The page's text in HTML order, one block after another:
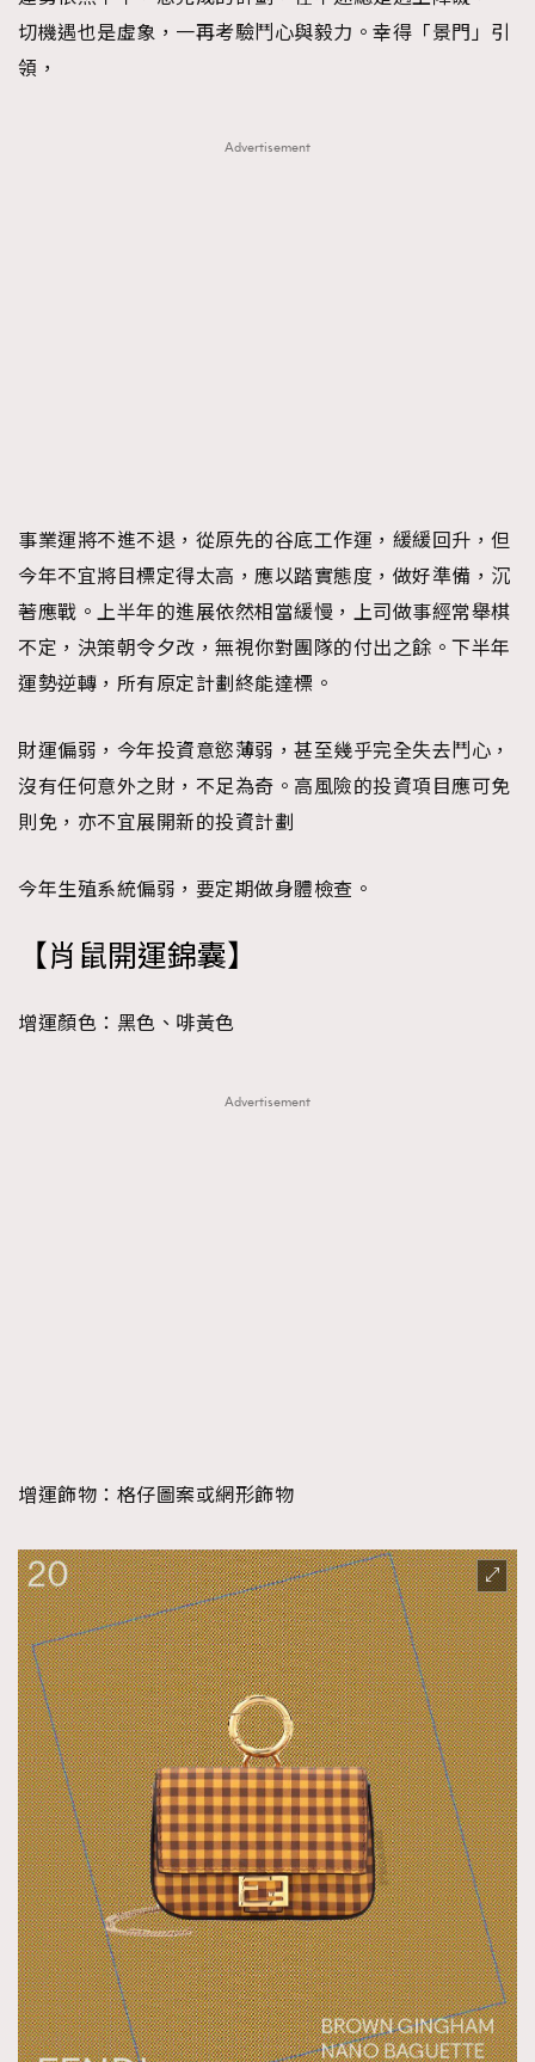
切機遇也是虛象，一再考驗鬥心與毅力。幸得「景門」引
領，
Advertisement
事業運將不進不退，從原先的谷底工作運，緩緩回升，但
今年不宜將目標定得太高，應以踏實態度，做好準備，沉
著應戰。上半年的進展依然相當緩慢，上司做事經常舉棋
不定，決策朝令夕改，無視你對團隊的付出之餘。下半年
運勢逆轉，所有原定計劃終能達標。
財運偏弱，今年投資意慾薄弱，甚至幾乎完全失去鬥心，
沒有任何意外之財，不足為奇。高風險的投資項目應可免
則免，亦不宜展開新的投資計劃
今年生殖系統偏弱，要定期做身體檢查。
【肖鼠開運錦囊】
增運顏色： 黑色、啡黃色
Advertisement
增運飾物： 格仔圖案或網形飾物